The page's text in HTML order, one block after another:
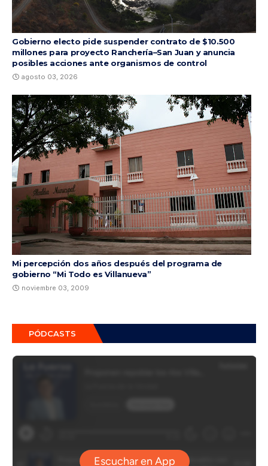
Gobierno electo pide suspender contrato de $10.500
millones para proyecto Ranchería–San Juan y anuncia
posibles acciones ante organismos de control
agosto 03, 2026
Mi percepción dos años después del programa de
gobierno “Mi Todo es Villanueva”
noviembre 03, 2009
PÓDCASTS